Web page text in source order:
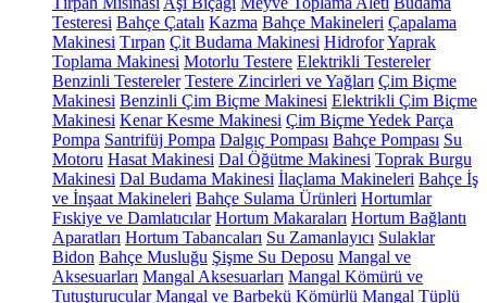
Testeresi Bahçe Çatalı Kazma Bahçe Makineleri Çapalama
Makinesi Tırpan Çit Budama Makinesi HidroforYaprak
Toplama Makinesi Motorlu Testere Elektrikli Testereler
Benzinli Testereler Testere Zincirleri ve Yağları Çim Biçme
Makinesi Benzinli Çim Biçme Makinesi Elektrikli Çim Biçme
Makinesi Kenar Kesme Makinesi Çim Biçme Yedek Parça
Pompa Santrifüj Pompa Dalgıç Pompası Bahçe Pompası Su
Motoru Hasat Makinesi Dal Öğütme Makinesi Toprak Burgu
Makinesi Dal Budama Makinesi İlaçlama Makineleri Bahçe İş
ve İnşaat Makineleri Bahçe Sulama Ürünleri Hortumlar
Fıskiye ve Damlatıcılar Hortum Makaraları Hortum Bağlantı
Aparatları Hortum Tabancaları Su Zamanlayıcı Sulaklar
Bidon Bahçe Musluğu Şişme Su Deposu Mangal ve
Aksesuarları Mangal Aksesuarları Mangal Kömürü ve
Tutuşturucular Mangal ve Barbekü Kömürlü Mangal Tüplü